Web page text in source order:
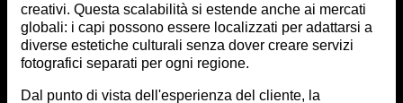
creativi. Questa scalabilità si estende anche ai mercati
globali: i capi possono essere localizzati per adattarsi a
diverse estetiche culturali senza dover creare servizi
fotografici separati per ogni regione.
Dal punto di vista dell'esperienza del cliente, la